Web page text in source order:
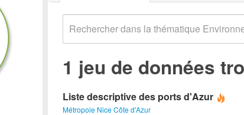
1 jeu de données
Liste descriptive des ports d'Azur
Métropole Nice Côte d'Azur